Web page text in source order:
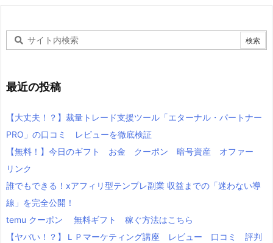
最近の投稿
【大丈夫！？】裁量トレード支援ツール「エターナル・パートナー
PRO」の口コミ レビューを徹底検証
【無料！】今日のギフト お金 クーポン 暗号資産 オファー
リンク
誰でもできる！xアフィリ型テンプレ副業 収益までの「迷わない導
線」を完全公開！
temu クーポン 無料ギフト 稼ぐ方法はこちら
【ヤバい！？】ＬＰマーケティング講座 レビュー 口コミ 評判